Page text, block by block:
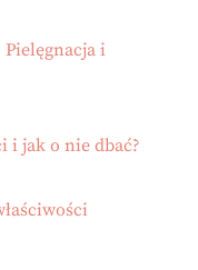
Pielęgnacja i
i jak o nie dbać?